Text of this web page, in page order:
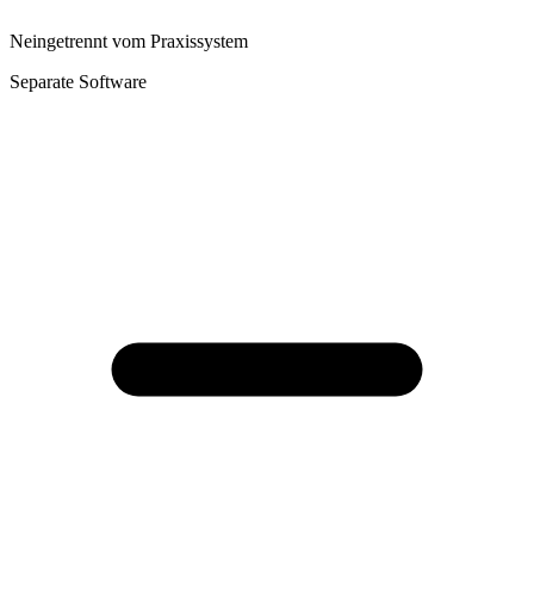
Neingetrennt vom Praxissystem
Separate Software